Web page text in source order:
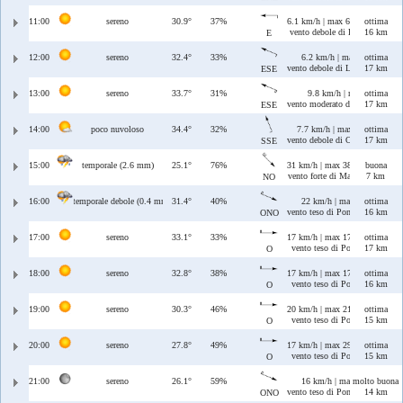
11:00 sereno 30.9°
37%
E
6.1 km/h | max 6.3 km/h
vento debole di Levante
ottima
16 km
12:00 sereno 32.4°
33%
ESE
6.2 km/h | max 6.8 km/h
vento debole di Levante/
ottima
17 km
13:00 sereno 33.7°
31%
ESE
9.8 km/h | max 10 km/h
vento moderato di Levante/
ottima
17 km
14:00 poco nuvoloso 34.4°
32%
SSE
7.7 km/h | max 8.3 km/h
vento debole di Ostro/Scirocco
ottima
17 km
15:00 temporale (2.6 mm) 25.1°
76%
NO
31 km/h | max 38 km/h
vento forte di Maestrale
buona
7 km
16:00 temporale debole (0.4 mm) 31.4°
40%
ONO
22 km/h | max 23 km/h
vento teso di Ponente/Maestrale
ottima
16 km
17:00 sereno 33.1°
33%
O
17 km/h | max 17 km/h
vento teso di Ponente
ottima
17 km
18:00 sereno 32.8°
38%
O
17 km/h | max 17 km/h
vento teso di Ponente
ottima
16 km
19:00 sereno 30.3°
46%
O
20 km/h | max 21 km/h
vento teso di Ponente
ottima
15 km
20:00 sereno 27.8°
49%
O
17 km/h | max 29 km/h
vento teso di Ponente
ottima
15 km
21:00 sereno 26.1°
59%
ONO
16 km/h | max 28 km/h
vento teso di Ponente/Maestrale
molto buona
14 km